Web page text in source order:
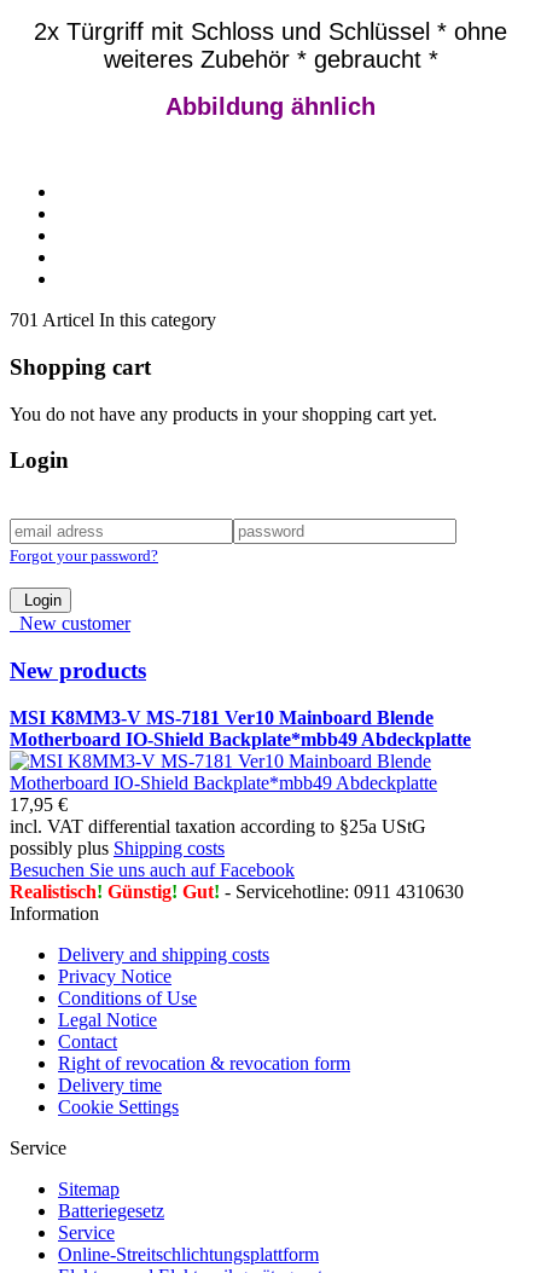
2x Türgriff mit Schloss und Schlüssel * ohne
weiteres Zubehör * gebraucht *
Abbildung ähnlich
701 Articel In this category
Shopping cart
You do not have any products in your shopping cart yet.
Login
Forgot your password?
Login
New customer
New products
MSI K8MM3-V MS-7181 Ver10 Mainboard Blende
Motherboard IO-Shield Backplate*mbb49 Abdeckplatte
17,95 €
incl. VAT differential taxation according to §25a UStG
possibly plus Shipping costs
Besuchen Sie uns auch auf Facebook
Realistisch! Günstig! Gut! - Servicehotline: 0911 4310630
Information
Delivery and shipping costs
Privacy Notice
Conditions of Use
Legal Notice
Contact
Right of revocation & revocation form
Delivery time
Cookie Settings
Service
Sitemap
Batteriegesetz
Service
Online-Streitschlichtungsplattform